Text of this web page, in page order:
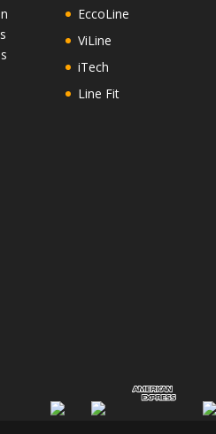
EccoLine
ViLine
iTech
Line Fit